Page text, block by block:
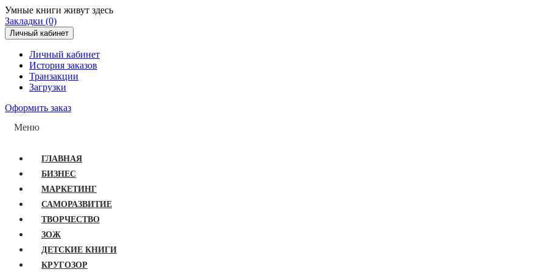
Умные книги живут здесь
Закладки (0)
Личный кабинет
Личный кабинет
История заказов
Транзакции
Загрузки
Оформить заказ
Меню
ГЛАВНАЯ
БИЗНЕС
МАРКЕТИНГ
САМОРАЗВИТИЕ
ТВОРЧЕСТВО
ЗОЖ
ДЕТСКИЕ КНИГИ
КРУГОЗОР